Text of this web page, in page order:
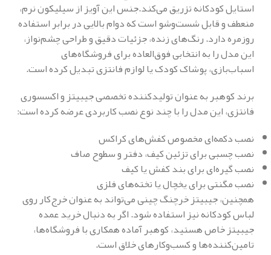
استایل کودکانه تزریق می‌کند.جنس این آویز از سیلیکون نرم،
منعطف و قابل شست‌وشو است که دوام بالایی در برابر استفاده
روزمره دارد. رنگ‌های زنده، جزئیات دقیق و طراحی چشم‌نواز،
این مدل را به انتخابی فوق‌العاده برای فروشگاه‌های
اسباب‌بازی، پوشاک کودک یا لوازم فانتزی تبدیل کرده است.
برند کوهبر به عنوان تولیدکننده تخصصی جیبیتز و اکسسوری
فانتزی، این مدل را با چند نوع نصب کاربردی عرضه کرده است:
نصب دکمه‌ای مخصوص کفش‌های کراکس
نصب چسبی برای تزئین کیف، دفتر و سطوح صاف
نصب گیره‌ای برای بند کفش یا کیف
نصب مگنتی برای یخچال یا تخته‌های فلزی
همچنین، جیبیتز خرچنگ چینی می‌تواند به عنوان خرج‌کار روی
لباس کودکانه نیز استفاده شود. اگر به دنبال خرید عمده
جیبیتز خاص هستید، کوهبر آماده همکاری با فروشگاه‌ها،
تامین‌کننده‌ها و کسب‌وکارهای خلاق است.